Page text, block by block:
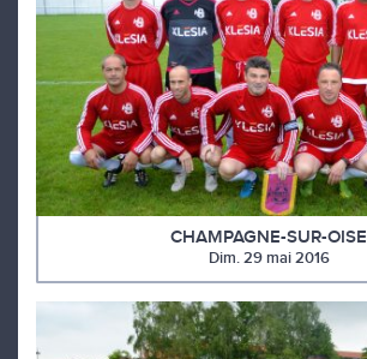
CHAMPAGNE-SUR-OISE
Dim. 29 mai 2016